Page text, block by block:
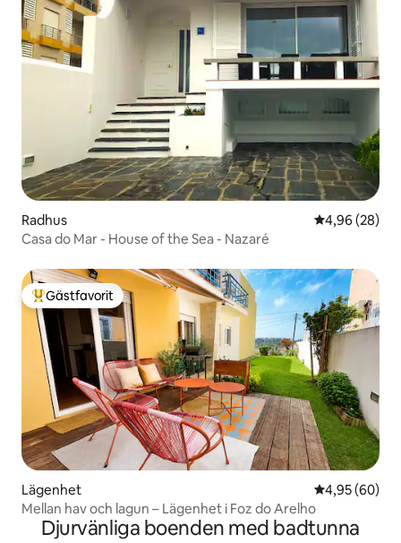
Radhus 4,96 av 5 i
4,96 (28)
Casa do Mar - House of the Sea - Nazaré
Populär gästfavorit
Gästfavorit
Lägenhet 4,95 av 5 i
4,95 (60)
Mellan hav och lagun – Lägenhet i Foz do Arelho
Djurvänliga boenden med badtunna